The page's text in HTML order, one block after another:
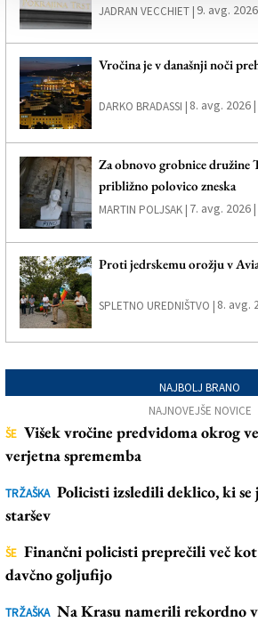
JADRAN VECCHIET | 9. avg.
Vročina je v današnji noči
DARKO BRADASSI | 8. avg. 2026
Za obnovo grobnice družine
približno polovico zneska
MARTIN POLJSAK | 7. avg. 2026
Proti jedrskemu orožju v
SPLETNO UREDNIŠTVO | 8. avg.
NAJBOLJ BRANO
NAJNOVEJŠE NOVICE
ŠE Višek vročine predvidoma okrog
verjetna sprememba
TRŽAŠKA Policisti izsledili deklico, ki se
staršev
ŠE Finančni policisti preprečili več
davčno goljufijo
TRŽAŠKA Na Krasu namerili rekordno